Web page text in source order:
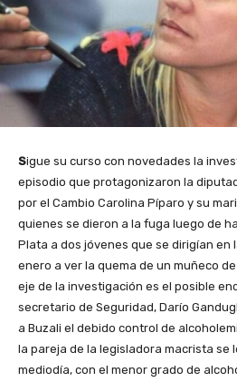
Sigue su curso con novedades la
episodio que protagonizaron la
por el Cambio Carolina Píparo y su
quienes se dieron a la fuga luego de
Plata a dos jóvenes que se dirigían en
enero a ver la quema de un muñeco
eje de la investigación es el posible
secretario de Seguridad, Darío
a Buzali el debido control de
la pareja de la legisladora macrista se
mediodía, con el menor grado de